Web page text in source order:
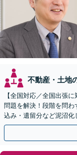
不動産・土地
【全国対応／全国出張
問題を解決！段階を問
込み・遺留分など泥沼
続は次世代を見据えた